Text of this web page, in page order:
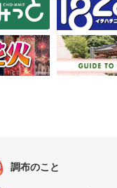
調布のこと